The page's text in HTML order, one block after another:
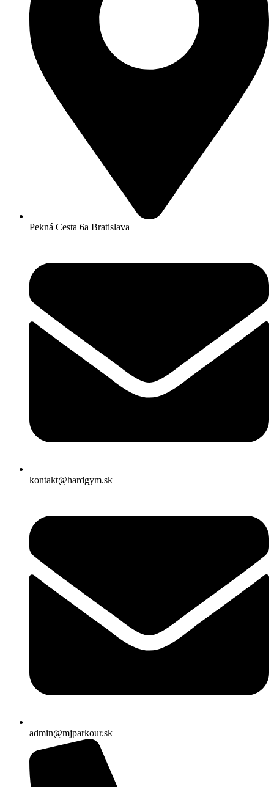
Pekná Cesta 6a Bratislava
kontakt@hardgym.sk
admin@mjparkour.sk